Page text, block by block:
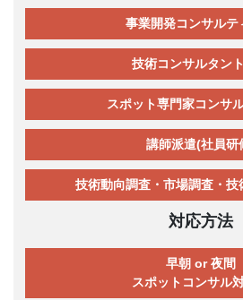
事業開発コンサルテ
技術コンサルタン
スポット専門家コンサ
講師派遣(社員研
技術動向調査・市場調査・技
対応方法
早朝 or 夜間
スポットコンサル